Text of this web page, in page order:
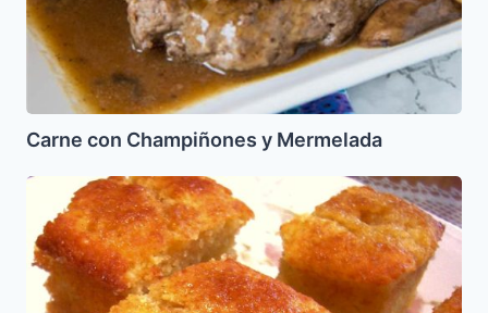
Carne con Champiñones y Mermelada
Bizcocho
Borracho